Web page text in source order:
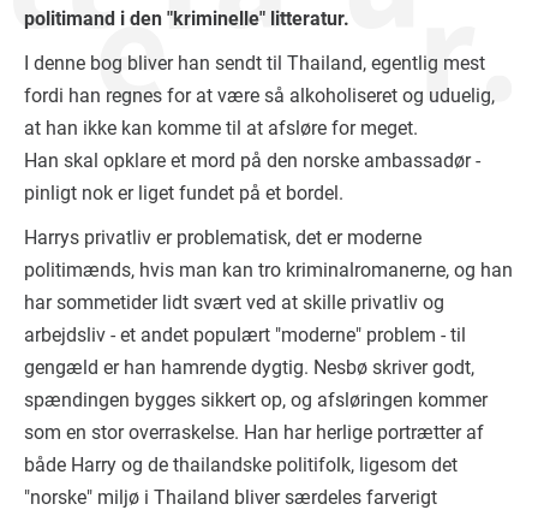
politimand i den "kriminelle" litteratur.
I denne bog bliver han sendt til Thailand, egentlig mest
fordi han regnes for at være så alkoholiseret og uduelig,
at han ikke kan komme til at afsløre for meget.
Han skal opklare et mord på den norske ambassadør -
pinligt nok er liget fundet på et bordel.
Harrys privatliv er problematisk, det er moderne
politimænds, hvis man kan tro kriminalromanerne, og han
har sommetider lidt svært ved at skille privatliv og
arbejdsliv - et andet populært "moderne" problem - til
gengæld er han hamrende dygtig. Nesbø skriver godt,
spændingen bygges sikkert op, og afsløringen kommer
som en stor overraskelse. Han har herlige portrætter af
både Harry og de thailandske politifolk, ligesom det
"norske" miljø i Thailand bliver særdeles farverigt